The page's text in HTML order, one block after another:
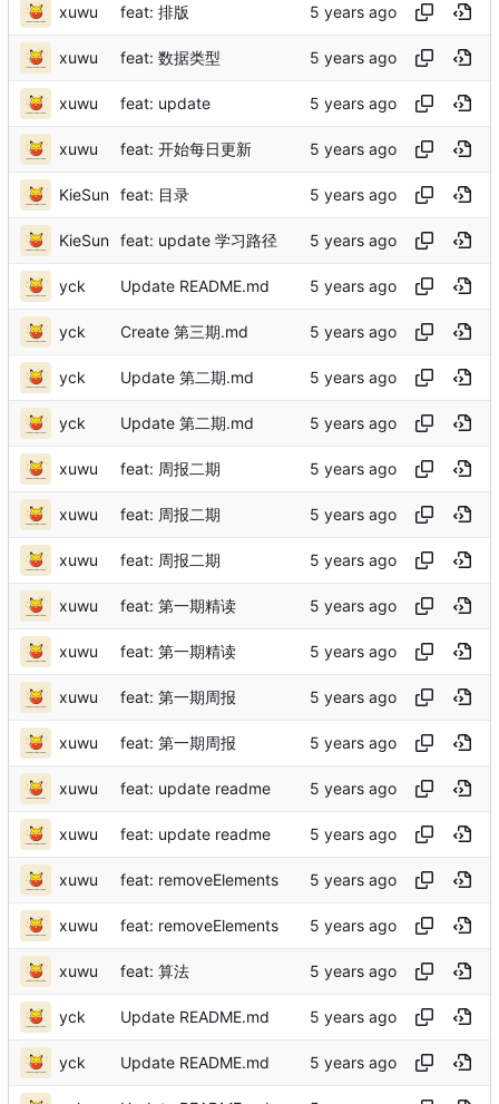
xuwu feat: 排版
xuwu feat: 数据类型
xuwu feat: update
xuwu feat: 开始每日更新
KieSun feat: 目录
KieSun feat: update 学习路径
yck Update README.md
yck Create 第三期.md
yck Update 第二期.md
yck Update 第二期.md
xuwu feat: 周报二期
xuwu feat: 周报二期
xuwu feat: 周报二期
xuwu feat: 第一期精读
xuwu feat: 第一期精读
xuwu feat: 第一期周报
xuwu feat: 第一期周报
xuwu feat: update readme
xuwu feat: update readme
xuwu feat: removeElements
xuwu feat: removeElements
xuwu feat: 算法
yck Update README.md
yck Update README.md